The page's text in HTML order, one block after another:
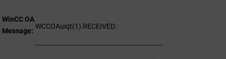
WinCC OA
Message
WCCOAuiqt(1) RECEIVED:
---------------------------------------------------------------